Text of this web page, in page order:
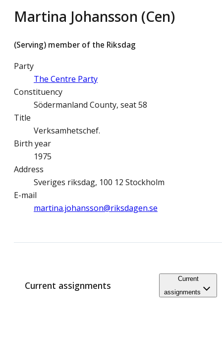
Martina Johansson (Cen)
(Serving) member of the Riksdag
Party
The Centre Party
Constituency
Södermanland County, seat 58
Title
Verksamhetschef.
Birth year
1975
Address
Sveriges riksdag, 100 12 Stockholm
E-mail
martina.johansson@­riksdagen.se
Current assignments
Current
assignments